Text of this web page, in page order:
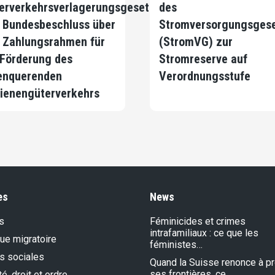
über
Zahlungsrahmen für
des
des
(StromVG) zur
Stromreserve auf
Verordnungsstufe
migratoire
sociales
News
Féminicides et crimes
intrafamiliaux : ce que les
féministes…
Quand la Suisse renonce à